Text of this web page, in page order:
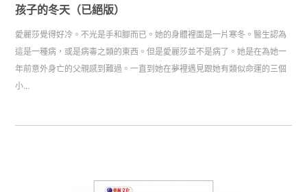
孩子的冬天（已絕版）
愛麗莎覺得好冷。不光是手和腳而已。她的身體裡面是一片寒冬。醫生認為
這是一種病，或是病毒之類的東西。但是愛麗莎並不是病了。她是在為她一
年前意外身亡的父親感到難過。一直到她在夢裡遇見跟她有類似命運的三個
小...